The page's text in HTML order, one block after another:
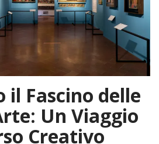
il Fascino delle
Un Viaggio
Creativo